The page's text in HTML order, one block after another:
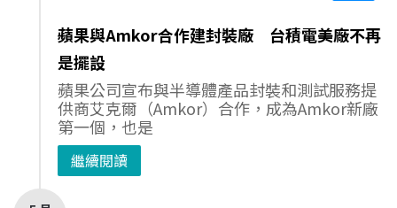
蘋果與Amkor合作建封裝廠 台積電美廠不再
是擺設
蘋果公司宣布與半導體產品封裝和測試服務提
供商艾克爾（Amkor）合作，成為Amkor新廠
第一個，也是
繼續閱讀